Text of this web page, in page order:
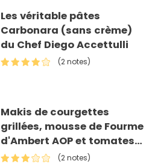
Les véritable pâtes
Carbonara (sans crème)
du Chef Diego Accettulli
(2 notes)
Makis de courgettes
grillées, mousse de Fourme
d'Ambert AOP et tomates
séchées
(2 notes)